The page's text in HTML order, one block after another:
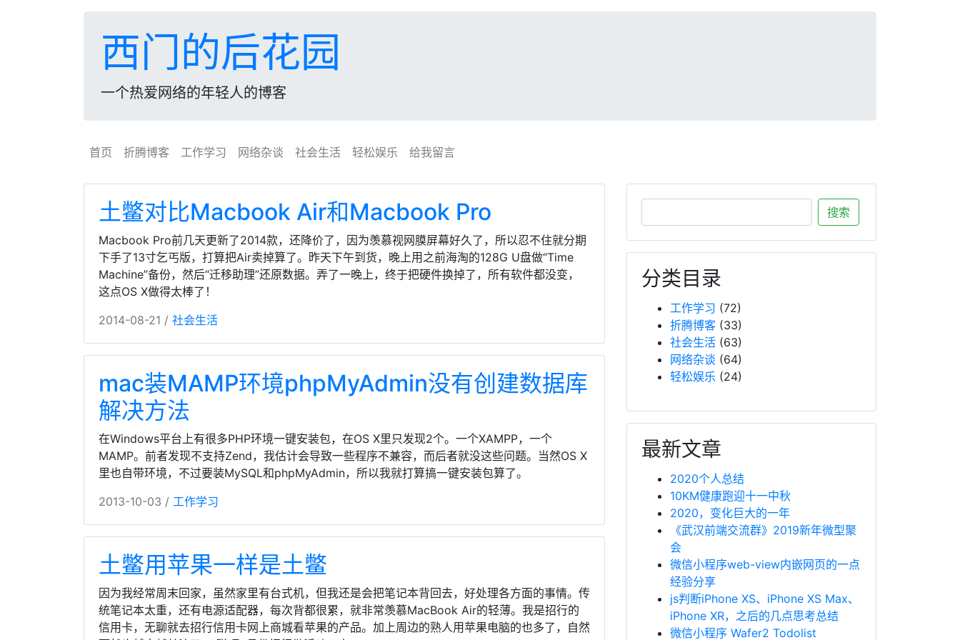
西门的后花园
一个热爱网络的年轻人的博客
首页 折腾博客 工作学习 网络杂谈 社会生活 轻松娱乐 给我留言
土鳖对比Macbook Air和Macbook Pro
Macbook Pro前几天更新了2014款，还降价了，因为羡慕视网膜屏幕好久了，所以忍不住就分期
下手了13寸乞丐版，打算把Air卖掉算了。昨天下午到货，晚上用之前海淘的128G U盘做“Time
Machine”备份，然后“迁移助理”还原数据。弄了一晚上，终于把硬件换掉了，所有软件都没变，
这点OS X做得太棒了！
2014-08-21 / 社会生活
mac装MAMP环境phpMyAdmin没有创建数据库
解决方法
在Windows平台上有很多PHP环境一键安装包，在OS X里只发现2个。一个XAMPP，一个
MAMP。前者发现不支持Zend，我估计会导致一些程序不兼容，而后者就没这些问题。当然OS X
里也自带环境，不过要装MySQL和phpMyAdmin，所以我就打算搞一键安装包算了。
2013-10-03 / 工作学习
土鳖用苹果一样是土鳖
因为我经常周末回家，虽然家里有台式机，但我还是会把笔记本背回去，好处理各方面的事情。传
统笔记本太重，还有电源适配器，每次背都很累，就非常羡慕MacBook Air的轻薄。我是招行的
信用卡，无聊就去招行信用卡网上商城看苹果的产品。加上周边的熟人用苹果电脑的也多了，自然
分类目录
工作学习 (72)
折腾博客 (33)
社会生活 (63)
网络杂谈 (64)
轻松娱乐 (24)
最新文章
2020个人总结
10KM健康跑迎十一中秋
2020，变化巨大的一年
《武汉前端交流群》2019新年微型聚
会
微信小程序web-view内嵌网页的一点
经验分享
js判断iPhone XS、iPhone XS Max、
iPhone XR，之后的几点思考总结
微信小程序 Wafer2 Todolist